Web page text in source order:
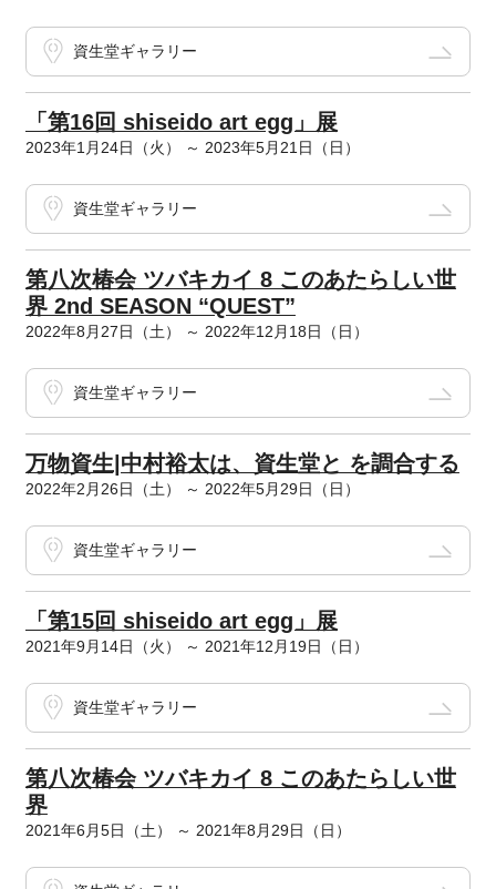
資生堂ギャラリー
「第16回 shiseido art egg」展
2023年1月24日（火） ～ 2023年5月21日（日）
資生堂ギャラリー
第八次椿会 ツバキカイ 8 このあたらしい世
界 2nd SEASON “QUEST”
2022年8月27日（土） ～ 2022年12月18日（日）
資生堂ギャラリー
万物資生|中村裕太は、資生堂と を調合する
2022年2月26日（土） ～ 2022年5月29日（日）
資生堂ギャラリー
「第15回 shiseido art egg」展
2021年9月14日（火） ～ 2021年12月19日（日）
資生堂ギャラリー
第八次椿会 ツバキカイ 8 このあたらしい世
界
2021年6月5日（土） ～ 2021年8月29日（日）